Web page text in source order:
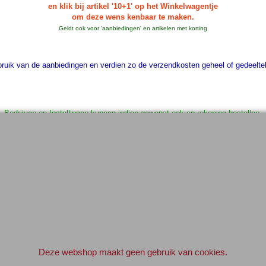
en klik bij artikel '10+1' op het Winkelwagentje
om deze wens kenbaar te maken.
Geldt ook voor 'aanbiedingen' en artikelen met korting
van de aanbiedingen en verdien zo de verzendkosten geheel of
Bedrijven en Instellingen kunnen indien gewenst ook op rekening bestellen.
© 2004-2026
Deze webshop maakt geen gebruik van cookies.